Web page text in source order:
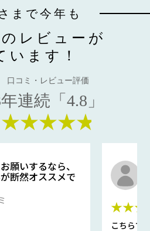
まで今年も
レビューが
います！
口コミ・レビュー評価
連続「4.8」
★★★★★
願いするなら、
断然オススメで
こちらで